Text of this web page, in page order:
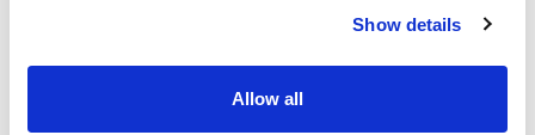
Show details
Allow all